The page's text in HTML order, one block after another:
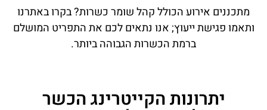
מתכננים אירוע הכולל קהל שומר כשרות? בקרו באתרנו
ותאמו פגישת ייעוץ; אנו נתאים לכם את התפריט המושלם
ברמת הכשרות הגבוהה ביותר.
יתרונות הקייטרינג הכשר